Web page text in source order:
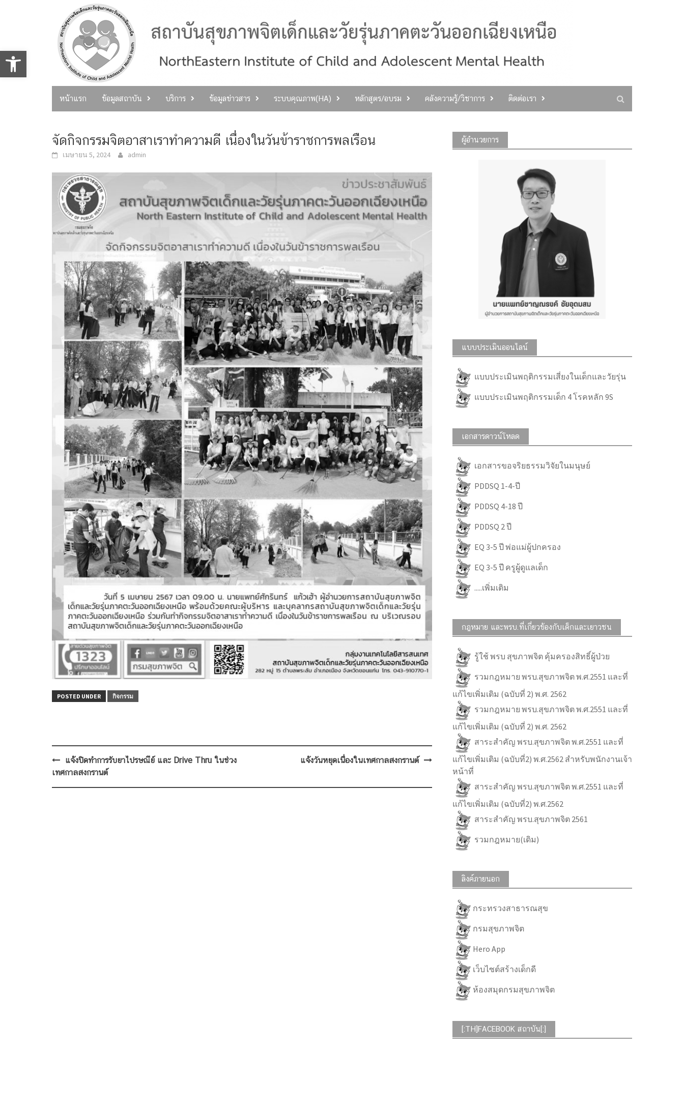
Open toolbar
หน้าแรก ข้อมูลสถาบัน บริการ ข้อมูลข่าวสาร ระบบคุณภาพ(HA) หลักสูตร/อบรม คลังความรู้/วิชาการ ติดต่อเรา
จัดกิจกรรมจิตอาสาเราทำความดี เนื่องในวันข้าราชการพลเรือน
เมษายน 5, 2024 admin
POSTED UNDER กิจกรรม
Post
navigation
แจ้งปิดทำการรับยาไปรษณีย์ และ Drive Thru ในช่วง
เทศกาลสงกรานต์
แจ้งวันหยุดเนื่องในเทศกาลสงกรานต์
ผู้อำนวยการ
แบบประเมินออนไลน์
แบบประเมินพฤติกรรมเสี่ยงในเด็กและวัยรุ่น
แบบประเมินพฤติกรรมเด็ก 4 โรคหลัก 9S
เอกสารดาวน์โหลด
เอกสารขอจริยธรรมวิจัยในมนุษย์
PDDSQ 1-4-ปี
PDDSQ 4-18 ปี
PDDSQ 2 ปี
EQ 3-5 ปี พ่อแม่ผู้ปกครอง
EQ 3-5 ปี ครูผู้ดูแลเด็ก
.....เพิ่มเติม
กฎหมาย และพรบ.ที่เกี่ยวข้องกับเด็กและเยาวชน
รู้ใช้ พรบ สุขภาพจิต คุ้มครองสิทธิ์ผู้ป่วย
รวมกฎหมาย พรบ.สุขภาพจิต พ.ศ.2551 และที่
แก้ไขเพิ่มเติม (ฉบับที่ 2) พ.ศ. 2562
รวมกฎหมาย พรบ.สุขภาพจิต พ.ศ.2551 และที่
แก้ไขเพิ่มเติม (ฉบับที่ 2) พ.ศ. 2562
สาระสำคัญ พรบ.สุขภาพจิต พ.ศ.2551 และที่
แก้ไขเพิ่มเติม (ฉบับที่2) พ.ศ.2562 สำหรับพนักงานเจ้า
หน้าที่
สาระสำคัญ พรบ.สุขภาพจิต พ.ศ.2551 และที่
แก้ไขเพิ่มเติม (ฉบับที่2) พ.ศ.2562
สาระสำคัญ พรบ.สุขภาพจิต 2561
รวมกฎหมาย(เดิม)
ลิงค์ภายนอก
กระทรวงสาธารณสุข
กรมสุขภาพจิต
Hero App
เว็บไซต์สร้างเด็กดี
ห้องสมุดกรมสุขภาพจิต
[:TH]FACEBOOK สถาบัน[:]